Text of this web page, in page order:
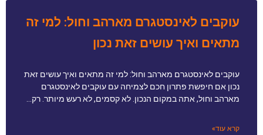
עוקבים לאינסטגרם מארהב וחול: למי זה
מתאים ואיך עושים זאת נכון
עוקבים לאינסטגרם מארהב וחול: למי זה מתאים ואיך עושים זאת
נכון אם חיפשת פתרון חכם לצמיחה עם עוקבים לאינסטגרם
מארהב וחול, אתה במקום הנכון. לא קסמים, לא רעש מיותר. רק…
קרא עוד»